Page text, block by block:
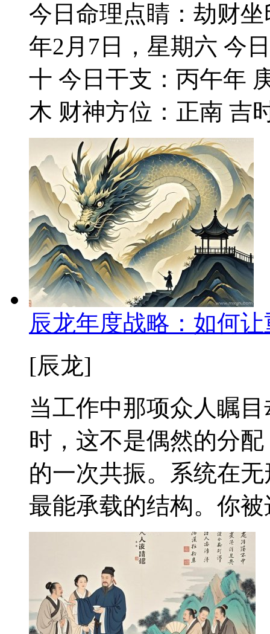
今日命理点睛：劫财
年2月7日，星期六 今
十 今日干支：丙午年
木 财神方位：正南 吉
辰龙年度战略：如何
[辰龙]
当工作中那项众人瞩
时，这不是偶然的分
的一次共振。系统在
最能承载的结构。你